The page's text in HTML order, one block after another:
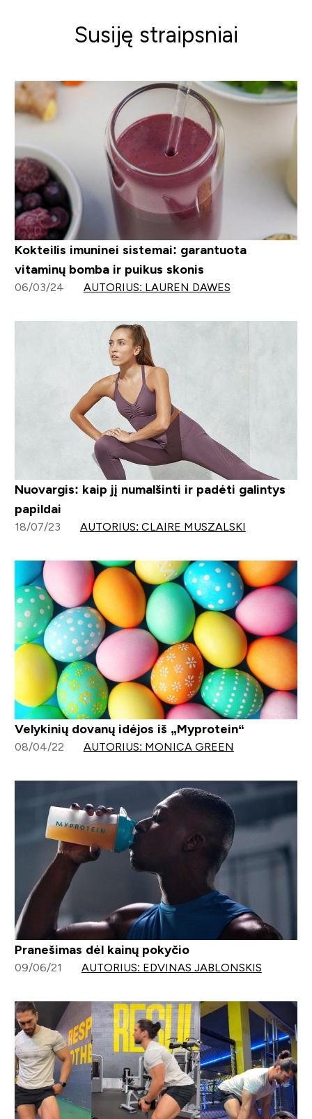
Susiję straipsniai
Kokteilis imuninei sistemai: garantuota
vitaminų bomba ir puikus skonis
06/03/24 AUTORIUS: LAUREN DAWES
Nuovargis: kaip jį numalšinti ir padėti galintys
papildai
18/07/23 AUTORIUS: CLAIRE MUSZALSKI
Velykinių dovanų idėjos iš „Myprotein“
08/04/22 AUTORIUS: MONICA GREEN
Pranešimas dėl kainų pokyčio
09/06/21 AUTORIUS: EDVINAS JABLONSKIS